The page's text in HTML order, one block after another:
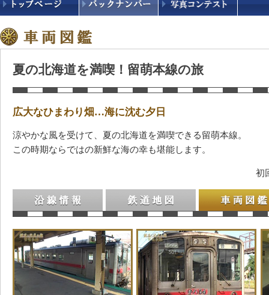
夏の北海道を満喫！留萌本線の旅
広大なひまわり畑…海に沈む夕日
涼やかな風を受けて、夏の北海道を満喫できる留萌本線。
この時期ならではの新鮮な海の幸も堪能します。
初
沿線情報 鉄道地図 車両図鑑